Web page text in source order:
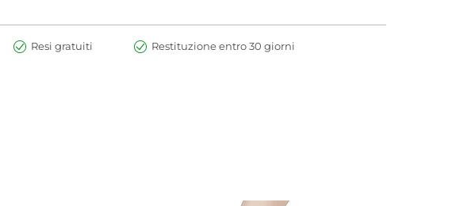
Resi gratuiti Restituzione entro 30 giorni